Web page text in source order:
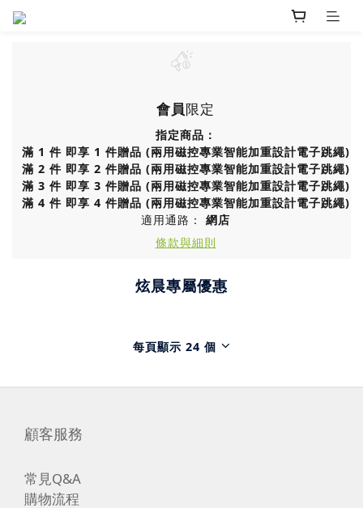
會員限定
指定商品：
滿 1 件 即享 1 件贈品 (兩用磁控專業智能加重設計電子跳繩)
滿 2 件 即享 2 件贈品 (兩用磁控專業智能加重設計電子跳繩)
滿 3 件 即享 3 件贈品 (兩用磁控專業智能加重設計電子跳繩)
滿 4 件 即享 4 件贈品 (兩用磁控專業智能加重設計電子跳繩)
適用通路： 網店
條款與細則
炫晨專屬優惠
每頁顯示 24 個
顧客服務
常見Q&A
購物流程